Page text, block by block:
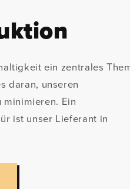
ein zentrales
daran, unseren
Ein
ist unser Lieferant in